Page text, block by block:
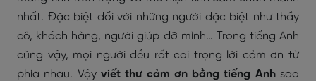
nhất. Đặc biệt đối với những người đặc biệt như thầy
cô, khách hàng, người giúp đỡ mình… Trong tiếng Anh
cũng vậy, mọi người đều rất coi trọng lời cảm ơn từ
phía nhau. Vậy viết thư cảm ơn bằng tiếng Anhsao